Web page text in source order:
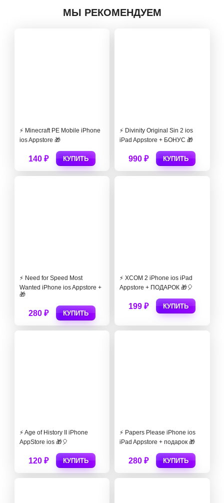
МЫ РЕКОМЕНДУЕМ
⚡️ Minecraft PE Mobile iPhone
ios Appstore 🎁
140 ₽ КУПИТЬ
⚡️ Divinity Original Sin 2 ios
iPad Appstore + БОНУС 🎁
990 ₽ КУПИТЬ
⚡️ Need for Speed Most
Wanted iPhone ios Appstore +
🎁
280 ₽ КУПИТЬ
⚡️ XCOM 2 iPhone ios iPad
Appstore + ПОДАРОК 🎁🎈
199 ₽ КУПИТЬ
⚡️ Age of History II iPhone
AppStore ios 🎁🎈
120 ₽ КУПИТЬ
⚡️ Papers Please iPhone ios
iPad Appstore + подарок 🎁
280 ₽ КУПИТЬ